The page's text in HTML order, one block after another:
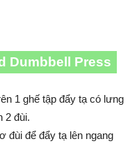
Dumbbell Press
1 ghế tập đẩy tạ có lưng
2 đùi.
đùi để đẩy tạ lên ngang